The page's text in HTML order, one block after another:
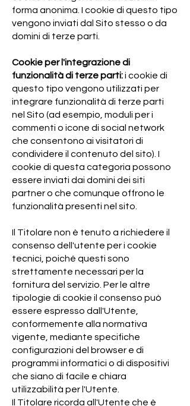
forma anonima. I cookie di questo tipo
vengono inviati dal Sito stesso o da
domini di terze parti.
Cookie per l'integrazione di
funzionalità di terze parti:i cookie di
questo tipo vengono utilizzati per
integrare funzionalità di terze parti
nel Sito (ad esempio, moduli per i
commenti o icone di social network
che consentono ai visitatori di
condividere il contenuto del sito). I
cookie di questa categoria possono
essere inviati dai domini dei siti
partner o che comunque offrono le
funzionalità presenti nel sito.
Il Titolare non è tenuto a richiedere il
consenso dell'utente per i cookie
tecnici, poiché questi sono
strettamente necessari per la
fornitura del servizio. Per le altre
tipologie di cookie il consenso può
essere espresso dall'Utente,
conformemente alla normativa
vigente, mediante specifiche
configurazioni del browser e di
programmi informatici o di dispositivi
che siano di facile e chiara
utilizzabilità per l'Utente.
Il Titolare ricorda all'Utente che è